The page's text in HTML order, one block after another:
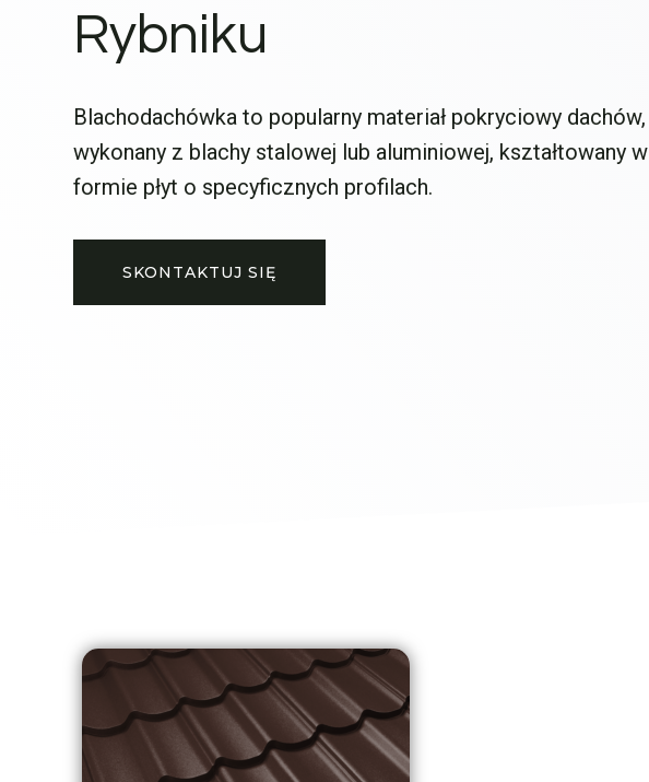
Rybniku
Blachodachówka to popularny materiał pokryciowy dachów,
wykonany z blachy stalowej lub aluminiowej, kształtowany w
formie płyt o specyficznych profilach.
SKONTAKTUJ SIĘ